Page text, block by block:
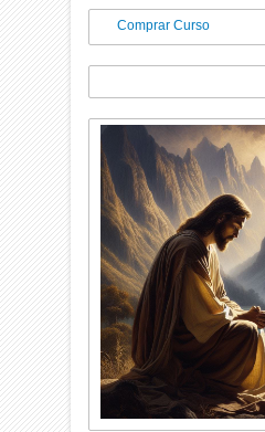
Comprar Curso